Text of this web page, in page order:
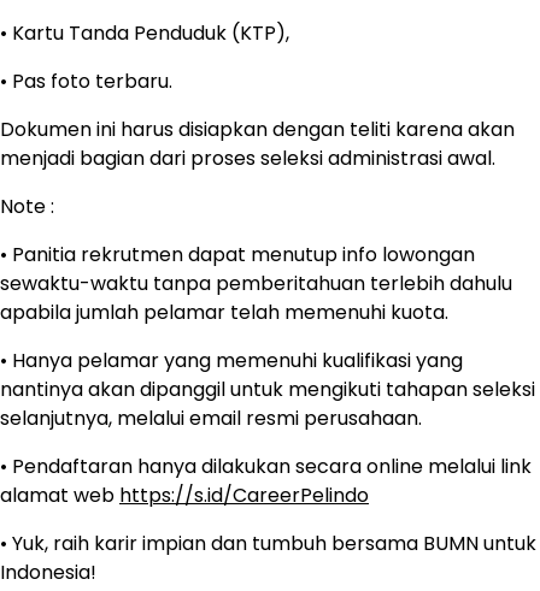
• Kartu Tanda Penduduk (KTP),
• Pas foto terbaru.
Dokumen ini harus disiapkan dengan teliti karena akan
menjadi bagian dari proses seleksi administrasi awal.
Note :
• Panitia rekrutmen dapat menutup info lowongan
sewaktu-waktu tanpa pemberitahuan terlebih dahulu
apabila jumlah pelamar telah memenuhi kuota.
• Hanya pelamar yang memenuhi kualifikasi yang
nantinya akan dipanggil untuk mengikuti tahapan seleksi
selanjutnya, melalui email resmi perusahaan.
• Pendaftaran hanya dilakukan secara online melalui link
alamat web https://s.id/CareerPelindo
• Yuk, raih karir impian dan tumbuh bersama BUMN untuk
Indonesia!